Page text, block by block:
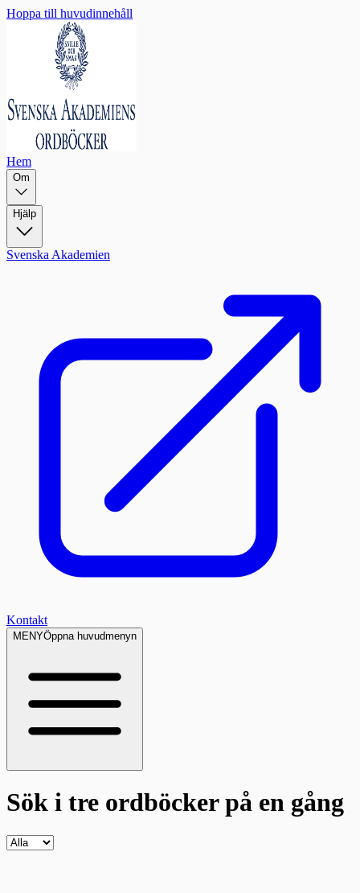
Hoppa till huvudinnehåll
Hem
Om
Hjälp
Svenska Akademien
Kontakt
MENYÖppna huvudmenyn
Sök i tre ordböckerpå en gång